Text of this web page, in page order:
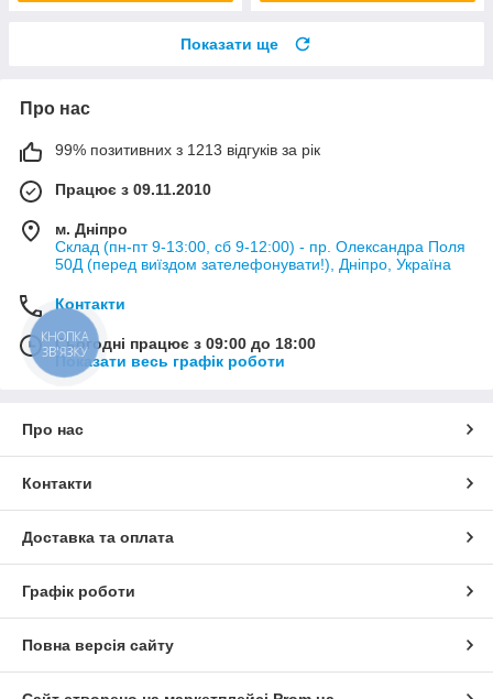
Показати ще
Про нас
99% позитивних з 1213 відгуків за рік
Працює з 09.11.2010
м. Дніпро
Склад (пн-пт 9-13:00, сб 9-12:00) - пр. Олександра Поля
50Д (перед виїздом зателефонувати!), Дніпро, Україна
Контакти
Сьогодні працює з 09:00 до 18:00
Показати весь графік роботи
Про нас
Контакти
Доставка та оплата
Графік роботи
Повна версія сайту
КНОПКА
ЗВ'ЯЗКУ